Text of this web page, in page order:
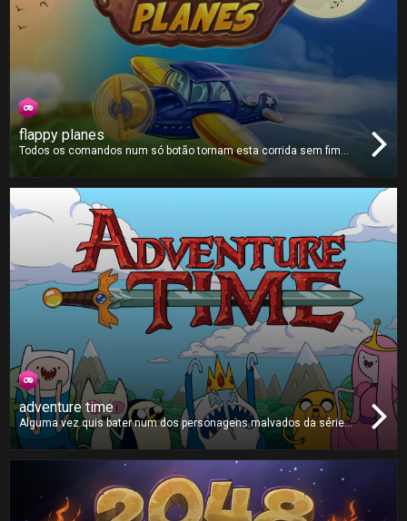
flappy planes
Todos os comandos num só botão tornam esta corrida sem fim
muito fácil de aprender mas difícil de dominar. Evite todos os
ao longo do caminho e poderá escolher e comprar novos e únicos
aviões!
adventure time
Alguma vez quis bater num dos personagens malvados da série
Adventure Time? Então este é o jogo ideal para si. Perderá pontos
os outros personagens valem muitos pontos, por isso pegue no
seu controlo remoto e comece a esmagar!